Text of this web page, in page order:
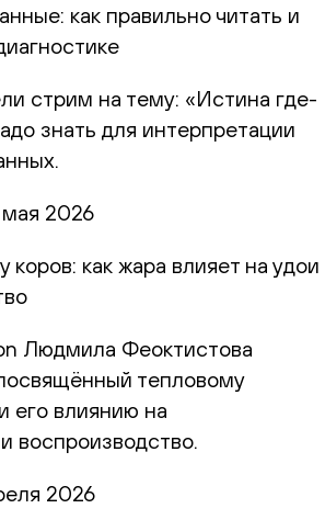
как правильно читать и
стрим на тему: «Истина где-
знать для интерпретации
2026
коров: как жара влияет на удои
Людмила Феоктистова
тепловому
его влиянию на
воспроизводство.
2026